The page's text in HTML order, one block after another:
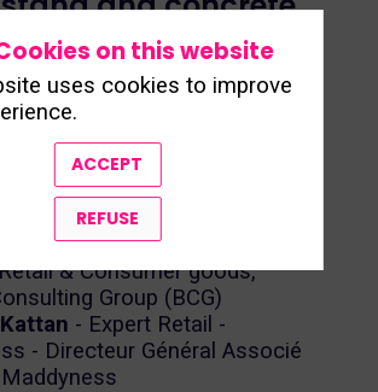
Rey- Director of Artificial
ADEO
Even- Group IT Omnichannel
- Retail Business Principal,
Xavier Sallé- Partner,
& Consumer goods,
Group (BCG)
- Expert Retail -
- Directeur Général Associé
on this website
uses cookies to improve
ACCEPT
REFUSE